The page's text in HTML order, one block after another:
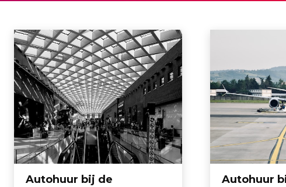
Autohuur bij de
Autohuur